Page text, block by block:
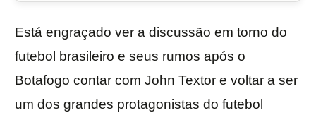
Está engraçado ver a discussão em torno do
futebol brasileiro e seus rumos após o
Botafogo contar com John Textor e voltar a ser
um dos grandes protagonistas do futebol